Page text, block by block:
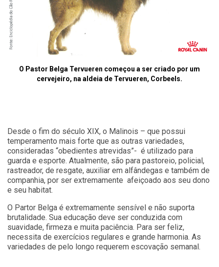
O Pastor Belga Tervueren começou a ser criado por um
cervejeiro, na aldeia de Tervueren, Corbeels.
Desde o fim do século XIX, o Malinois – que possui
temperamento mais forte que as outras variedades,
consideradas “obedientes atrevidas”- é utilizado para
guarda e esporte. Atualmente, são para pastoreio, policial,
rastreador, de resgate, auxiliar em alfândegas e também de
companhia, por ser extremamente afeiçoado aos seu dono
e seu habitat.
O Partor Belga é extremamente sensível e não suporta
brutalidade. Sua educação deve ser conduzida com
suavidade, firmeza e muita paciência. Para ser feliz,
necessita de exercícios regulares e grande harmonia. As
variedades de pelo longo requerem escovação semanal.